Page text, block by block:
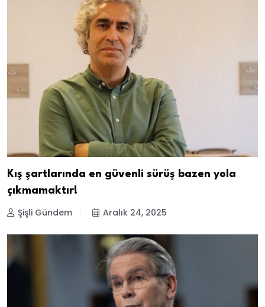
Kış şartlarında en güvenli sürüş bazen yola
çıkmamaktır!
Şişli Gündem Aralık 24, 2025